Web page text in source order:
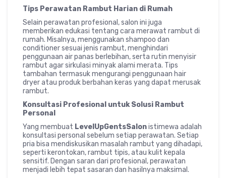
Tips Perawatan Rambut Harian di Rumah
Selain perawatan profesional, salon ini juga
memberikan edukasi tentang cara merawat rambut di
rumah. Misalnya, menggunakan shampoo dan
conditioner sesuai jenis rambut, menghindari
penggunaan air panas berlebihan, serta rutin menyisir
rambut agar sirkulasi minyak alami merata. Tips
tambahan termasuk mengurangi penggunaan hair
dryer atau produk berbahan keras yang dapat merusak
rambut.
Konsultasi Profesional untuk Solusi Rambut
Personal
Yang membuat LevelUpGentsSalonistimewa adalah
konsultasi personal sebelum setiap perawatan. Setiap
pria bisa mendiskusikan masalah rambut yang dihadapi,
seperti kerontokan, rambut tipis, atau kulit kepala
sensitif. Dengan saran dari profesional, perawatan
menjadi lebih tepat sasaran dan hasilnya maksimal.